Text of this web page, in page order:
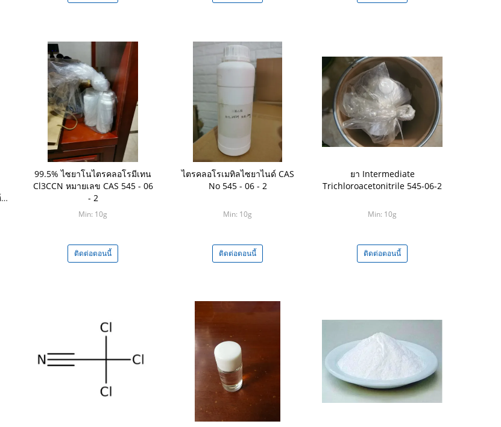
99.5% ไซยาโนไตรคลอโรมีเทน
Cl3CCN หมายเลข CAS 545 - 06
- 2
Min: 10g
ติดต่อตอนนี้
ไตรคลอโรเมทิลไซยาไนด์ CAS
No 545 - 06 - 2
Min: 10g
ติดต่อตอนนี้
ยา Intermediate
Trichloroacetonitrile 545-06-2
Min: 10g
ติดต่อตอนนี้